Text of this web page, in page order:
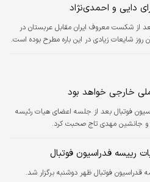
دایی و احمدی‌نژاد
دایی سال ۱۳۸۸ بعد از شکست معروف ایران مقابل عربستان در
آن روز شایعات زیادی در این باره مطرح بوده است.
خارجی خواهد بود
فوتبال بعد از جلسه اعضای هیات رئیسه
جانشین مهدی تاج صحبت کرد.
رییسه فدراسیون فوتبال
قدراسیون فوتبال ظهر دوشنبه برگزار شد.